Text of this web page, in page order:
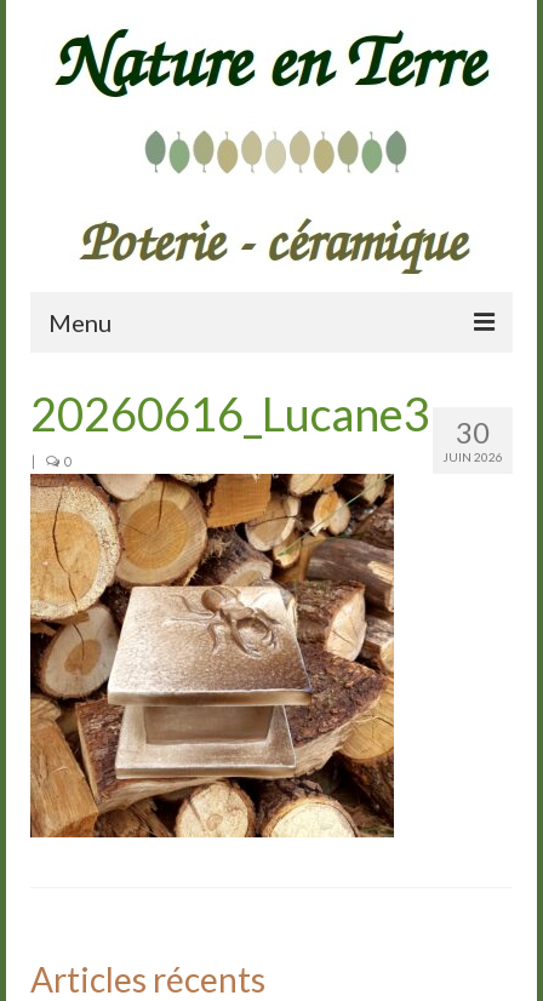
Menu
Présentation
Galerie
Cours de poterie
Groupes
Livre d’or
Contact
30
JUIN 2026
20260616_Lucane3
| 0
Articles récents